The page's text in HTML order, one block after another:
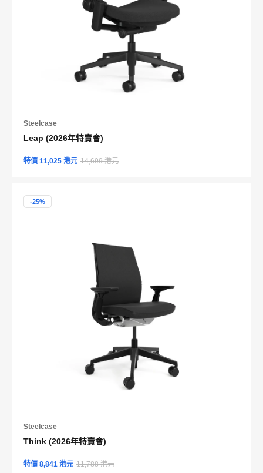
Steelcase
Leap (2026年特賣會)
特價 11,025 港元 14,699 港元
-25%
Steelcase
Think (2026年特賣會)
特價 8,841 港元 11,788 港元